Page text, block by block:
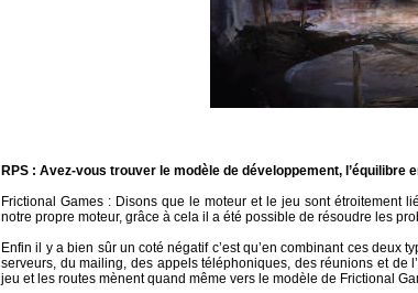
RPS : Avez-vous trouver le modèle de développement, l’équilibre
Frictional Games : Disons que le moteur et le jeu sont étroitement
notre propre moteur, grâce à cela il a été possible de résoudre les
Enfin il y a bien sûr un coté négatif c’est qu’en combinant ces
serveurs, du mailing, des appels téléphoniques, des réunions et de
jeu et les routes mènent quand même vers le modèle de Frictional